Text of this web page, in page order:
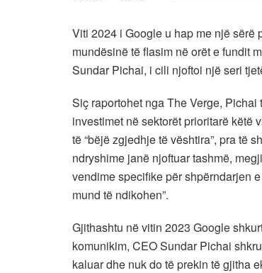
Viti 2024 i Google u hap me një sërë
mundësinë të flasim në orët e fundit
Sundar Pichai, i cili njoftoi një seri
Siç raportohet nga The Verge,
investimet në sektorët prioritarë këtë
të “bëjë zgjedhje të vështira”, pra të
ndryshime janë njoftuar tashmë,
vendime specifike për shpërndarjen
mund të ndikohen”.
Gjithashtu në vitin 2023 Google
komunikim, CEO Sundar Pichai
kaluar dhe nuk do të prekin të gjitha